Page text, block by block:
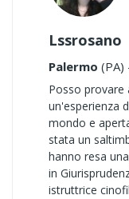
Lssrosano
Palermo (PA)
Posso provare
un'esperienza
mondo e
stata un
hanno resa
in
istruttrice